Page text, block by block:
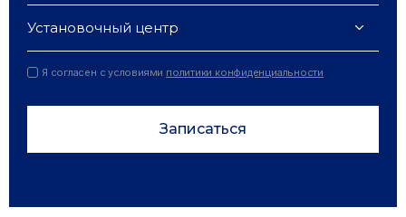
Установочный центр
Я согласен с условиями политики конфиденциальности
Записаться